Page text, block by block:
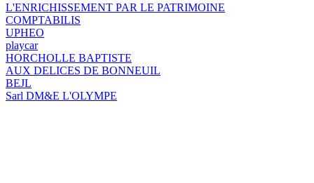
L'ENRICHISSEMENT PAR LE PATRIMOINE
COMPTABILIS
UPHEO
playcar
HORCHOLLE BAPTISTE
AUX DELICES DE BONNEUIL
BEJL
Sarl DM&E L'OLYMPE